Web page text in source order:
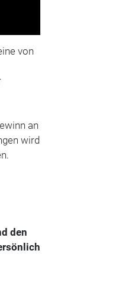
von
an
wird
den